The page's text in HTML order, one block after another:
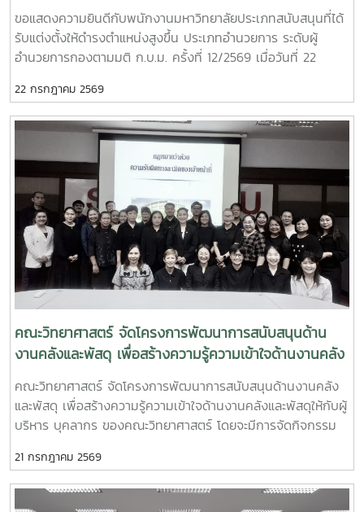
แก้ว เลขานุการ คณะเทคโนโลยีการประมงและทรัพยากรทางน้ำ
มหาวิทยาลัยแม่โจ้ การจัดกิจกรรมในครั้งนี้สะท้อนถึงความมุ่งมั่น
ของคณะวิทยาศาสตร์ มหาวิทยาลัยแม่โจ้ ในการพัฒนาระบบ
Education Criteria for Performance Excellence (EdPEx)
โดยอาศัยกระบวนการประเมิน การวิพากษ์ และการให้ข้อเสนอแนะ
จากผู้ทรงคุณวุฒิ เพื่อขับเคลื่อนการดำเนินงานให้เกิดการพัฒนา
อย่างต่อเนื่อง สร้างผลลัพธ์ที่เป็นเลิศ และยกระดับคุณภาพการ
ศึกษาสู่มาตรฐานระดับประเทศและระดับสากล อันจะนำไปสู่การ
สร้างประโยชน์สูงสุดแก่ผู้เรียน ผู้มีส่วนได้ส่วนเสีย และสังคมต่อไป
อำนวยการ ระดับผู้อำนวยการกอง
ขอแสดงความยินดีกับพนักงานมหาวิทยาลัยประเภทสนับสนุนที่ได้
รับแต่งตั้งให้ดำรงตำแหน่งสูงขึ้น ประเภทอำนวยการ ระดับผู้
อำนวยการกองตามมติ ก.บ.ม. ครั้งที่ 12/2569 เมื่อวันที่ 22
นางสาวภาวิณี ชัยวุฒิ ให้ดำรงตำแหน่งผู้อำนวยการสำนักงาน
คณบดีคณะวิทยาศาสตร์ ตั้งแต่วันที่ 1 สิงหาคม พ.ศ. 2569 ถึงวัน
ที่ 31 กรกฎาคม พ.ศ. 2573 (ตามวาระการดำรงตำแหน่ง)
22 กรกฎาคม 2569
คณะวิทยาศาสตร์ จัดโครงการพัฒนาการสนับสนุนด้าน
งานคลังและพัสดุ เพื่อสร้างความรู้ความเข้าใจด้านงานคลัง
และพัสดุให้กับผู้บริหาร บุคลากร ของคณะวิทยาศาสตร์
คณะวิทยาศาสตร์ จัดโครงการพัฒนาการสนับสนุนด้านงานคลัง
และพัสดุ เพื่อสร้างความรู้ความเข้าใจด้านงานคลังและพัสดุให้กับผู้
บริหาร บุคลากร ของคณะวิทยาศาสตร์ โดยจะมีการจัดกิจกรรม
ละเมิดของเจ้าหน้าที่” ซึ่งคำว่า “เจ้าหน้าที่” ตามพระราชบัญญัติดัง
กล่าวหมายถึง ข้าราชการ พนักงาน ลูกจ้าง หรือผู้ปฏิบัติงาน
21 กรกฎาคม 2569